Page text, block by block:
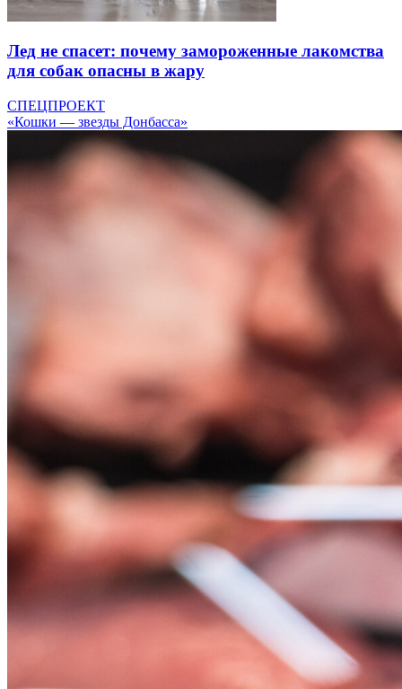
Лед не спасет: почему замороженные лакомства
для собак опасны в жару
СПЕЦПРОЕКТ
«Кошки — звезды Донбасса»